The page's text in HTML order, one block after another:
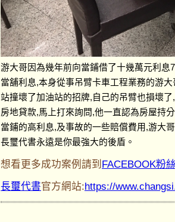
游大哥因為幾年前向當鋪借了十幾萬元利
當舖利息,本身從事吊臂卡車工程業務的游
站撞壞了加油站的招牌,自己的吊臂也損壞
房地貸款,馬上打來詢問,他一直認為房屋持
當鋪的高利息,及事故的一些賠償費用,游大
長璽代書永遠是你最強大的後盾。
想看更多成功案例請到 FACEBOOK粉
長璽代書官方網站:https://